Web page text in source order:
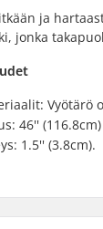
ja
jonka
Vyötärö
46'' (116.8cm)
1.5'' (3.8cm).